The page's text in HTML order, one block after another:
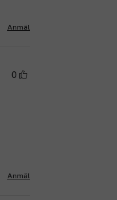
Anmäl
0
Anmäl